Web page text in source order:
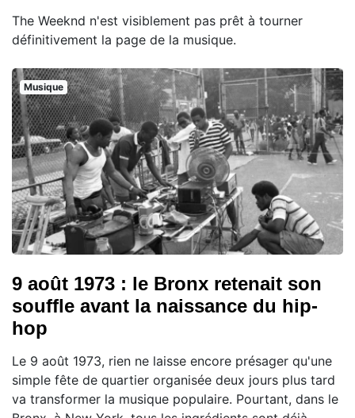
The Weeknd n'est visiblement pas prêt à tourner
définitivement la page de la musique.
Musique
9 août 1973 : le Bronx retenait son
souffle avant la naissance du hip-
hop
Le 9 août 1973, rien ne laisse encore présager qu'une
simple fête de quartier organisée deux jours plus tard
va transformer la musique populaire. Pourtant, dans le